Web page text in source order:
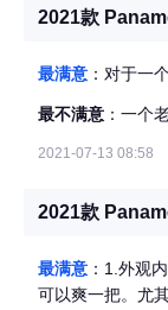
2021款
最满意 ：对于一
最不满意 ：一个
2021-07-13 08:58
2021款
最满意 ：1.外观
可以爽一把。尤